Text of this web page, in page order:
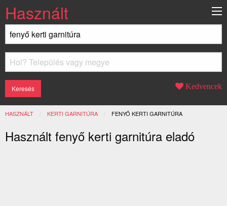
Használt
Kedvencek
HASZNÁLT KERTI GARNITÚRA JELENLEGI:
FENYŐ KERTI GARNITÚRA
Használt fenyő kerti garnitúra eladó